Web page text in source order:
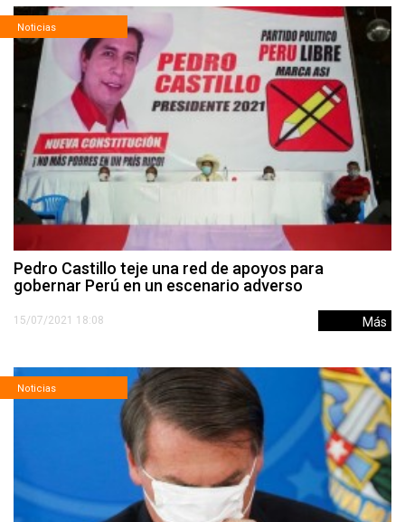
Noticias
Pedro Castillo teje una red de apoyos para
gobernar Perú en un escenario adverso
15/07/2021 18:08 Más
Noticias